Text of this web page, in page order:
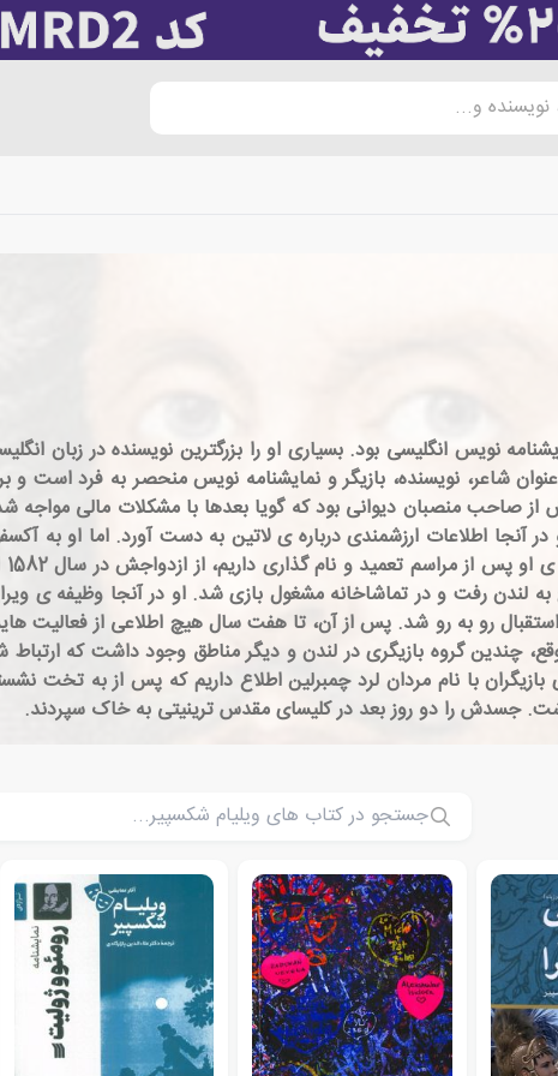
و...
به عنوان شاعر، نویسنده، بازیگر و نمایشنامه نویس منحصر به فرد است و
صاحب منصبان دیوانی بود که گویا بعدها با مشکلات مالی مواجه
آنجا اطلاعات ارزشمندی درباره ی لاتین به دست آورد. اما او به
سال 1585 بود. شکسپیر پس از ازدواج به لندن رفت و در تماشاخانه مشغول بازی شد. او در آنجا
رو به رو شد. پس از آن، تا هفت سال هیچ اطلاعی از
است. در این موقع، چندین گروه بازیگری در لندن و دیگر مناطق وجود داشت که
با نام مردان لرد چمبرلین اطلاع داریم که پس از به تخت